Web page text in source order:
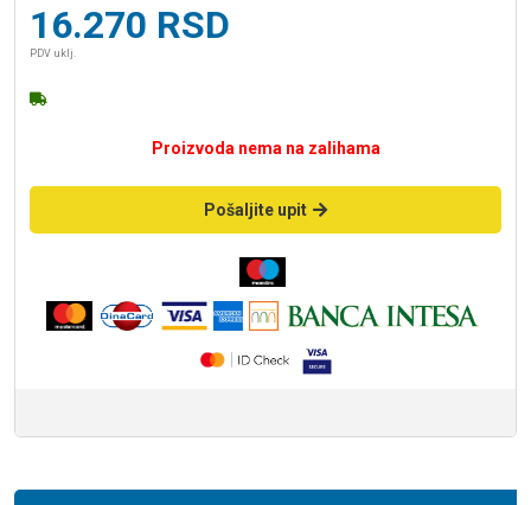
16.270 RSD
PDV uklj.
Proizvoda nema na zalihama
Pošaljite upit